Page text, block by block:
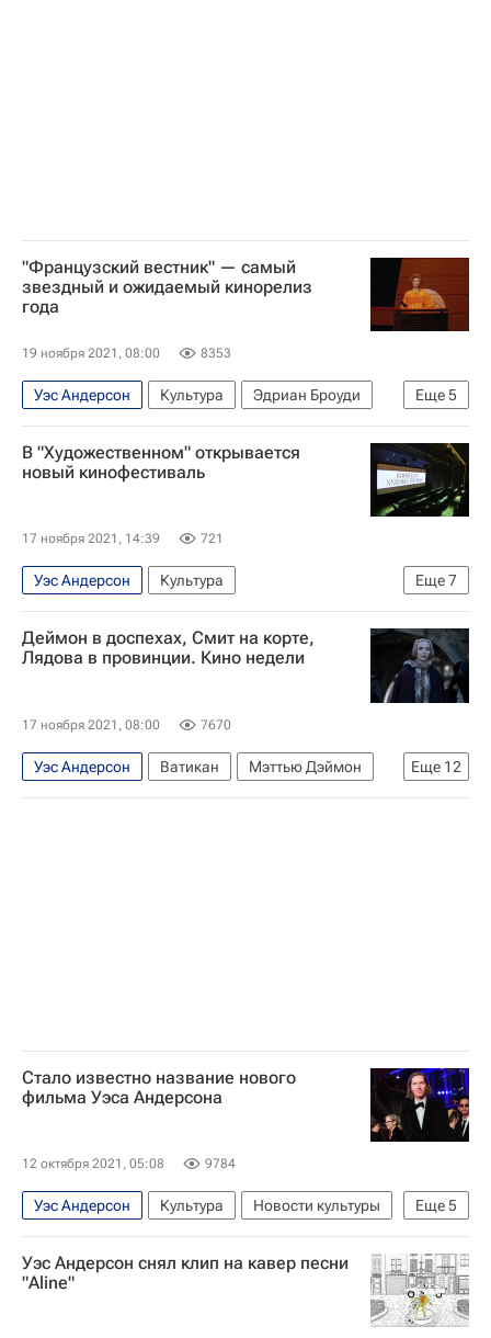
"Французский вестник" — самый
звездный и ожидаемый кинорелиз
года
19 ноября 2021, 08:00 8353
Еще5
Уэс Андерсон Культура
Эдриан Броуди
Билл Мюррей
Тильда Суинтон
что посмотреть
лучшие фильмы 2021
В "Художественном" открывается
новый кинофестиваль
17 ноября 2021, 14:39 721
Еще7
Уэс Андерсон
Культура
Художественный (кинотеатр)
Новости культуры
Москва
Пенелопа Крус
Кино
Деймон в доспехах, Смит на корте,
Лядова в провинции. Кино недели
17 ноября 2021, 08:00 7670
Еще 12
Уэс Андерсон Ватикан
Мэттью Дэймон
Уилл Смит
Елена Лядова
Культура
Стало известно название нового
фильма Уэса Андерсона
12 октября 2021, 05:08 9784
Еще5
Уэс Андерсон Культура
Новости культуры
Испания
Голливуд
Билл Мюррей
Тильда Суинтон
Кино
Уэс Андерсон снял клип на кавер песни
"Aline"